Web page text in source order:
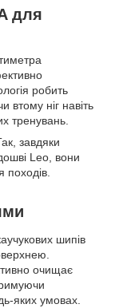
для
робить
ніг навіть
тренувань.
завдяки
Leo, вони
походів.
шипів
очищає
яких умовах.